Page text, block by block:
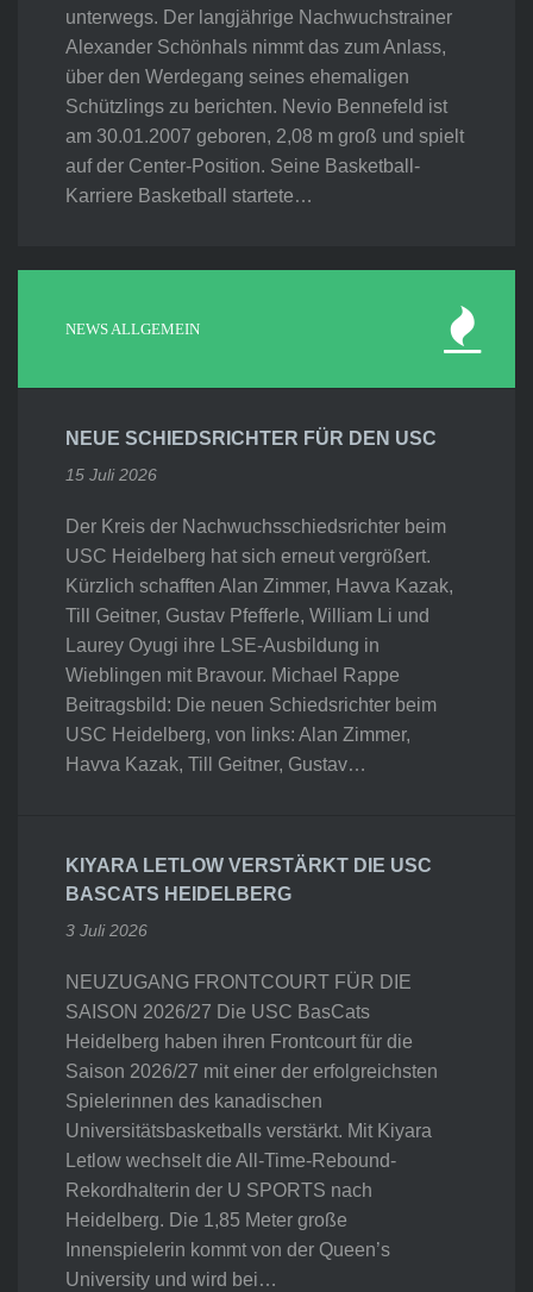
unterwegs. Der langjährige Nachwuchstrainer
Alexander Schönhals nimmt das zum Anlass,
über den Werdegang seines ehemaligen
Schützlings zu berichten. Nevio Bennefeld ist
am 30.01.2007 geboren, 2,08 m groß und spielt
auf der Center-Position. Seine Basketball-
Karriere Basketball startete…
NEWS ALLGEMEIN
NEUE SCHIEDSRICHTER FÜR DEN USC
15 Juli 2026
Der Kreis der Nachwuchsschiedsrichter beim
USC Heidelberg hat sich erneut vergrößert.
Kürzlich schafften Alan Zimmer, Havva Kazak,
Till Geitner, Gustav Pfefferle, William Li und
Laurey Oyugi ihre LSE-Ausbildung in
Wieblingen mit Bravour. Michael Rappe
Beitragsbild: Die neuen Schiedsrichter beim
USC Heidelberg, von links: Alan Zimmer,
Havva Kazak, Till Geitner, Gustav…
KIYARA LETLOW VERSTÄRKT DIE USC
BASCATS HEIDELBERG
3 Juli 2026
NEUZUGANG FRONTCOURT FÜR DIE
SAISON 2026/27 Die USC BasCats
Heidelberg haben ihren Frontcourt für die
Saison 2026/27 mit einer der erfolgreichsten
Spielerinnen des kanadischen
Universitätsbasketballs verstärkt. Mit Kiyara
Letlow wechselt die All-Time-Rebound-
Rekordhalterin der U SPORTS nach
Heidelberg. Die 1,85 Meter große
Innenspielerin kommt von der Queen’s
University und wird bei…